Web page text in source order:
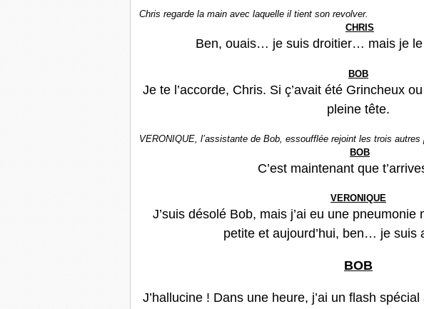
Chris regarde la main avec laquelle il tient son revolver.
CHRIS
Ben, ouais… je suis droitier… mais je le
BOB
Je te l’accorde, Chris. Si ç’avait été Grincheux
pleine tête.
VERONIQUE , l’assistante de Bob, essoufflée rejoint les trois autres
BOB
C’est maintenant que
VERONIQUE
J’suis désolé Bob, mais j’ai eu une pneumonie
petite et aujourd’hui, ben… je suis
BOB
J’hallucine ! Dans une heure, j’ai un flash